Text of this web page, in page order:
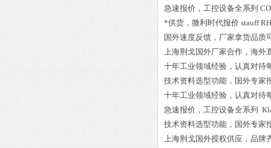
急速报价，工控设备全系列
*供货，微利时代报价 stauff
国外速度反馈，厂家拿货品质
上海荆戈国外厂家合作，海外
十年工业领域经验，认真对待
技术资料选型功能，国外专家
十年工业领域经验，认真对待
急速报价，工控设备全系列
技术资料选型功能，国外专家
上海荆戈国外授权供应，品牌